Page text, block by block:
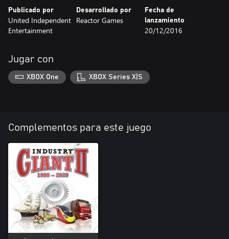
Publicado por
United Independent
Entertainment
Desarrollado por
Reactor Games
Fecha de
lanzamiento
20/12/2016
Jugar con
XBOX One XBOX Series X|S
Complementos para este juego